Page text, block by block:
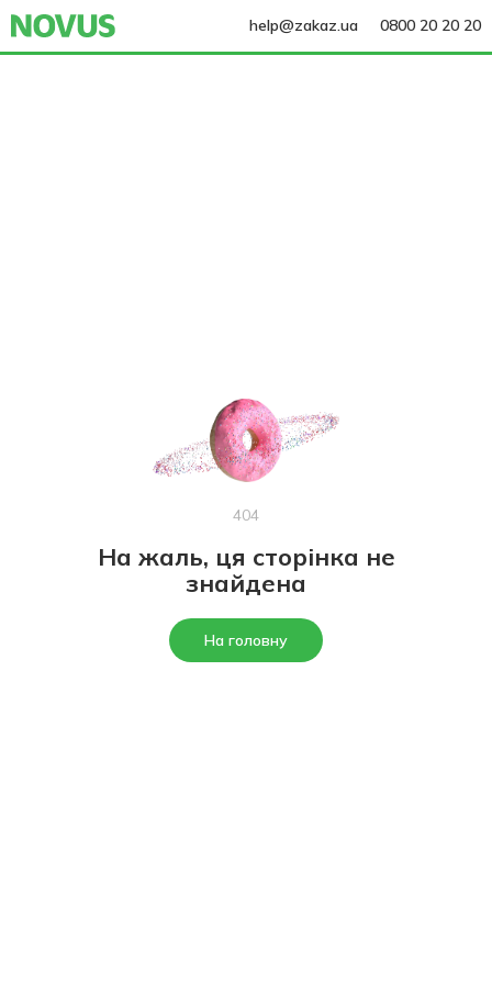
help@zakaz.ua 0800 20 20 20
404
На жаль, ця сторінка не
знайдена
На головну